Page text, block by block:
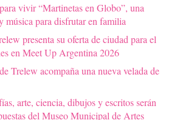
vivir “Martinetas en Globo”, una
música para disfrutar en familia
presenta su oferta de ciudad para el
en Meet Up Argentina 2026
Trelew acompaña una nueva velada de
arte, ciencia, dibujos y escritos serán
del Museo Municipal de Artes